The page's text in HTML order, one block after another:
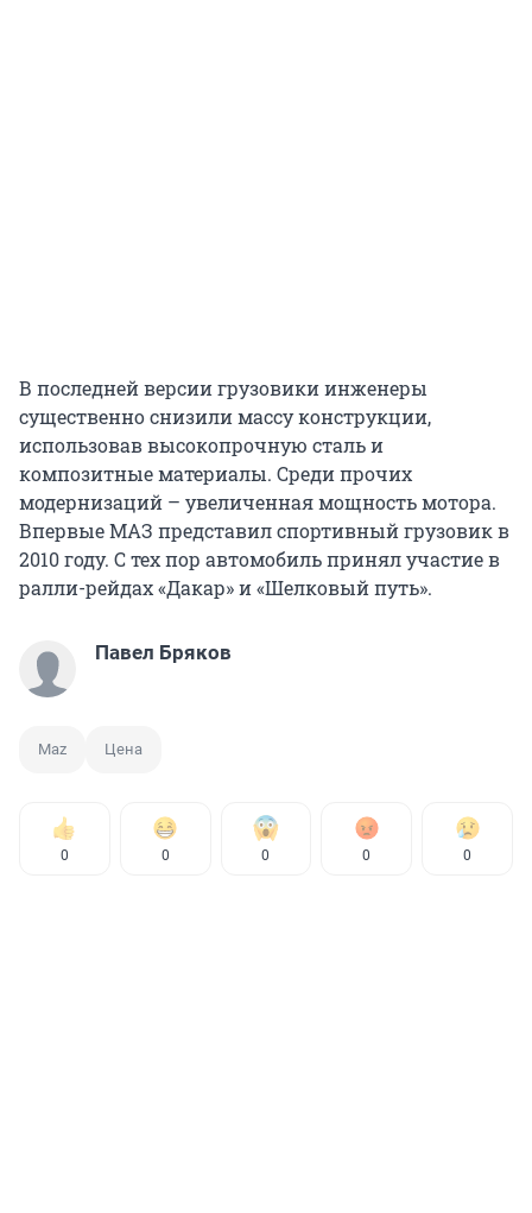
В последней версии грузовики инженеры
существенно снизили массу конструкции,
использовав высокопрочную сталь и
композитные материалы. Среди прочих
модернизаций – увеличенная мощность мотора.
Впервые МАЗ представил спортивный грузовик в
2010 году. С тех пор автомобиль принял участие в
ралли-рейдах «Дакар» и «Шелковый путь».
Павел Бряков
Maz Цена
0 0 0 0 0